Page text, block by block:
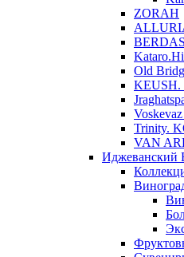
ZORAH
Old
KEUSH.
Trinity.
VAN
Иджеванский